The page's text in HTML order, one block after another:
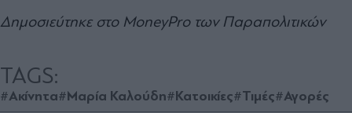
Δημοσιεύτηκε στο MoneyPro των Παραπολιτικών
TAGS:
#Ακίνητα#Μαρία Καλούδη#Κατοικίες#Τιμές#Αγορές